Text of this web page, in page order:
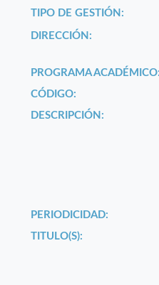
TIPO DE GESTIÓN:
DIRECCIÓN:
PROGRAMA ACADÉMICO:
CÓDIGO:
DESCRIPCIÓN:
PERIODICIDAD:
TITULO(S):